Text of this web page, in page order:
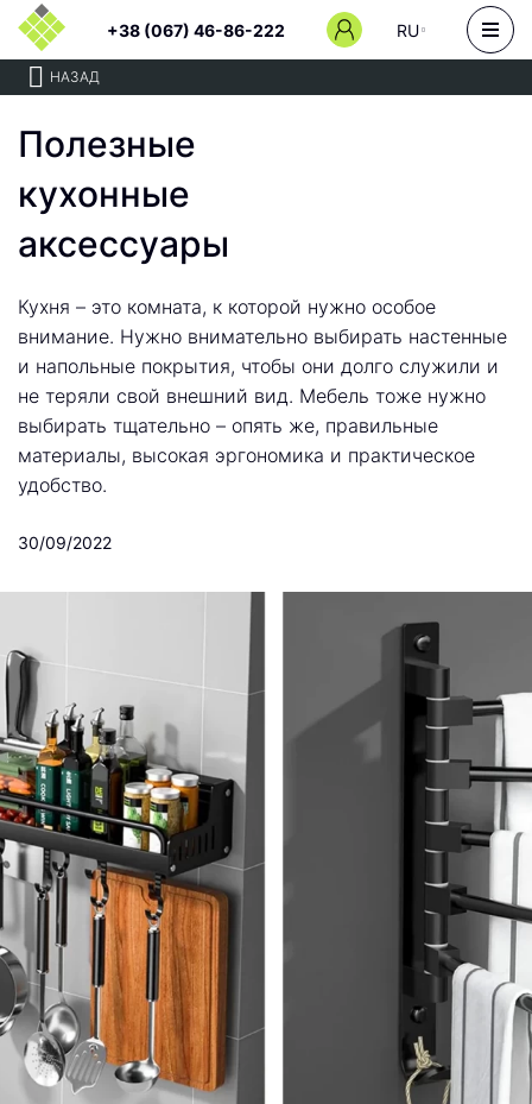
+38 (067) 46-86-222 RU
НАЗАД
Полезные
кухонные
аксессуары
Кухня – это комната, к которой нужно особое
внимание. Нужно внимательно выбирать настенные
и напольные покрытия, чтобы они долго служили и
не теряли свой внешний вид. Мебель тоже нужно
выбирать тщательно – опять же, правильные
материалы, высокая эргономика и практическое
удобство.
30/09/2022